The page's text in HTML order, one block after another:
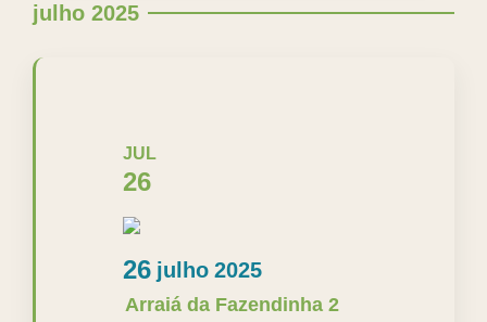
julho 2025
JUL
26
26 julho 2025
Arraiá da Fazendinha 2